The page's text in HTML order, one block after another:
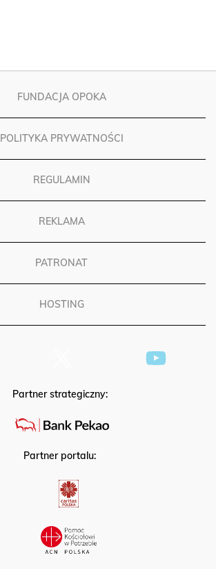
FUNDACJA OPOKA
POLITYKA PRYWATNOŚCI
REGULAMIN
REKLAMA
PATRONAT
HOSTING
Partner strategiczny:
Partner portalu: